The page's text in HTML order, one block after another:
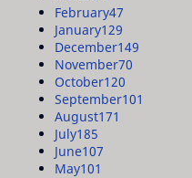
February47
January129
December149
November70
October120
September101
August171
July185
June107
May101